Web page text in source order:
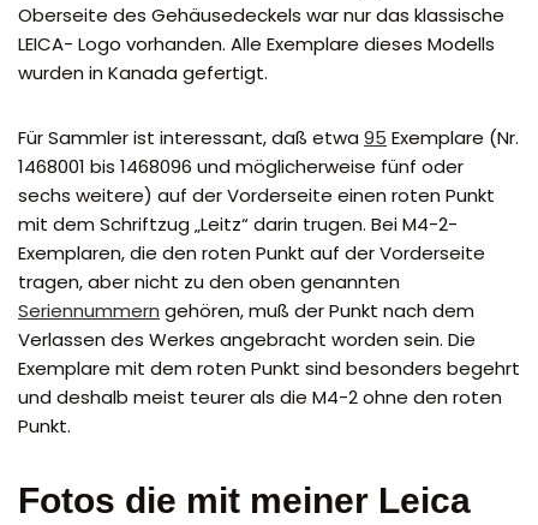
Oberseite des Gehäusedeckels war nur das klassische
LEICA- Logo vorhanden. Alle Exemplare dieses Modells
wurden in Kanada gefertigt.
Für Sammler ist interessant, daß etwa 95 Exemplare (Nr.
1468001 bis 1468096 und möglicherweise fünf oder
sechs weitere) auf der Vorderseite einen roten Punkt
mit dem Schriftzug „Leitz“ darin trugen. Bei M4-2-
Exemplaren, die den roten Punkt auf der Vorderseite
tragen, aber nicht zu den oben genannten
Seriennummern gehören, muß der Punkt nach dem
Verlassen des Werkes angebracht worden sein. Die
Exemplare mit dem roten Punkt sind besonders begehrt
und deshalb meist teurer als die M4-2 ohne den roten
Punkt.
Fotos die mit meiner Leica